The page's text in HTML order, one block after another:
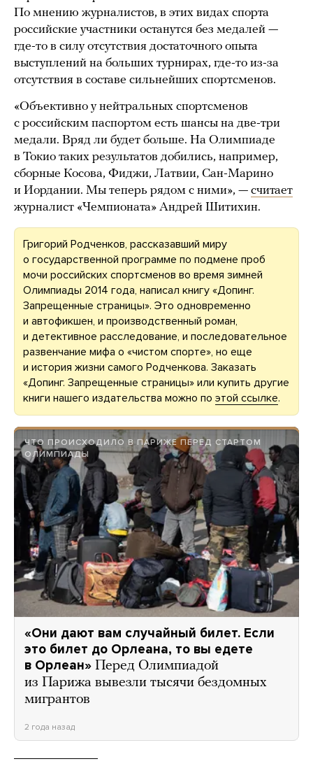
По мнению журналистов, в этих видах спорта
российские участники останутся без медалей —
где-то в силу отсутствия достаточного опыта
выступлений на больших турнирах, где-то из-за
отсутствия в составе сильнейших спортсменов.
«Объективно у нейтральных спортсменов
с российским паспортом есть шансы на две-три
медали. Вряд ли будет больше. На Олимпиаде
в Токио таких результатов добились, например,
сборные Косова, Фиджи, Латвии, Сан-Марино
и Иордании. Мы теперь рядом с ними», — считает
журналист «Чемпионата» Андрей Шитихин.
Григорий Родченков, рассказавший миру
о государственной программе по подмене проб
мочи российских спортсменов во время зимней
Олимпиады 2014 года, написал книгу «Допинг.
Запрещенные страницы». Это одновременно
и автофикшен, и производственный роман,
и детективное расследование, и последовательное
развенчание мифа о «чистом спорте», но еще
и история жизни самого Родченкова. Заказать
«Допинг. Запрещенные страницы» или купить другие
книги нашего издательства можно по этой ссылке.
ЧТО ПРОИСХОДИЛО В ПАРИЖЕ ПЕРЕД СТАРТОМ
ОЛИМПИАДЫ
«Они дают вам случайный билет. Если
это билет до Орлеана, то вы едете
в Орлеан» Перед Олимпиадой
из Парижа вывезли тысячи бездомных
мигрантов
2 года назад